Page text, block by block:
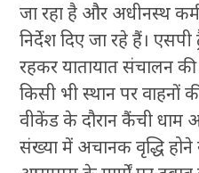
जा रहा है और अधीनस्थ
निर्देश दिए जा रहे हैं।
रहकर यातायात संचालन की
किसी भी स्थान पर वाहनों
वीकेंड के दौरान कैंची धाम
संख्या में अचानक वृद्धि